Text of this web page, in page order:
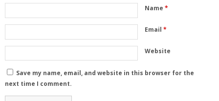
Name *
Email *
Website
Save my name, email, and website in this browser for the
next time I comment.